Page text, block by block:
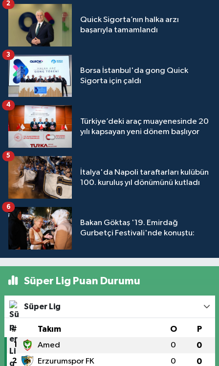
Quick Sigorta’nın halka arzı
başarıyla tamamlandı
2
Borsa İstanbul'da gong Quick
Sigorta için çaldı
3
Türkiye’deki araç muayenesinde 20
yılı kapsayan yeni dönem başlıyor
4
İtalya'da Napoli taraftarları kulübün
100. kuruluş yıl dönümünü kutladı
5
Bakan Göktaş '19. Emirdağ
Gurbetçi Festivali'nde konuştu:
6
Süper Lig Puan Durumu
Süper Lig
# Takım O P
1 Amed 0 0
2 Erzurumspor FK 0 0